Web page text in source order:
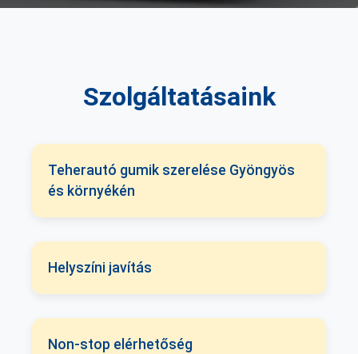
Szolgáltatásaink
Teherautó gumik szerelése Gyöngyös
és környékén
Helyszíni javítás
Non-stop elérhetőség